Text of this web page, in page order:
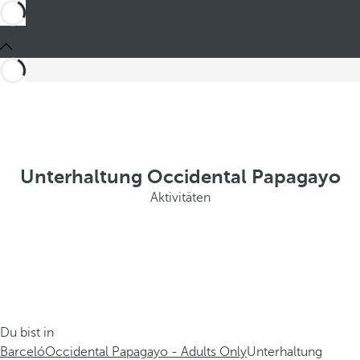
Unterhaltung Occidental Papagayo
Aktivitäten
Du bist in
BarcelóOccidental Papagayo - Adults OnlyUnterhaltung